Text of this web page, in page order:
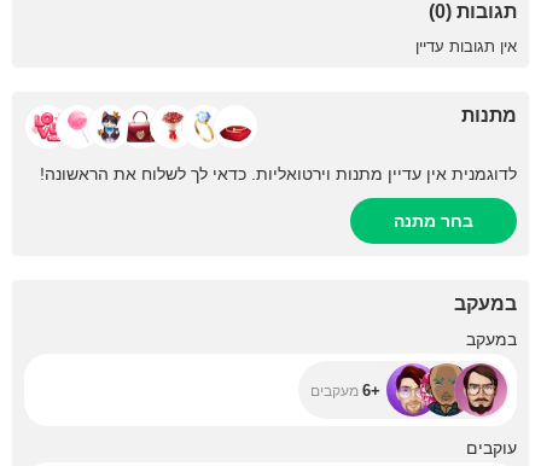
תגובות (0)
אין תגובות עדיין
מתנות
לדוגמנית אין עדיין מתנות וירטואליות. כדאי לך לשלוח את הראשונה!
בחר מתנה
במעקב
במעקב
+6 מעקבים
עוקבים